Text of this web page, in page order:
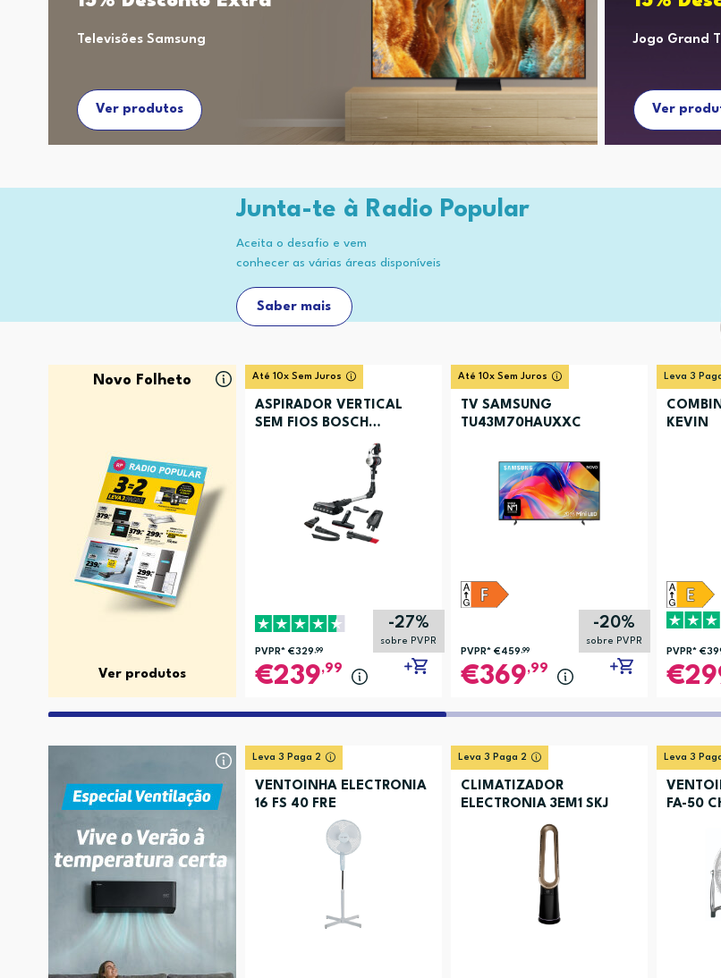
Televisões Samsung
Ver produtos
Jogo Grand
Ver
Junta-te à Radio Popular
Aceita o desafio e vem
conhecer as várias áreas disponíveis
Saber mais
Novo Folheto
Ver produtos
Até 10x Sem Juros
ASPIRADOR VERTICAL
SEM FIOS BOSCH
-27%
sobre PVPR
PVPR* €329,99
239,99
Até 10x Sem Juros
TV SAMSUNG
TU43M70HAUXXC
-20%
sobre PVPR
PVPR* €459,99
369,99
Leva 3
KEVIN
PVPR*
Leva 3 Paga 2
VENTOINHA ELECTRONIA
16 FS 40 FRE
Leva 3 Paga 2
CLIMATIZADOR
ELECTRONIA 3EM1 SKJ
Leva 3
FA-50